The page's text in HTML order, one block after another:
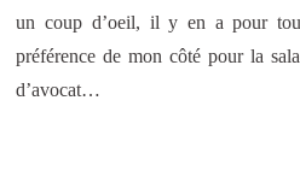
un coup d’oeil, il y en a pour
préférence de mon côté pour la
d’avocat…